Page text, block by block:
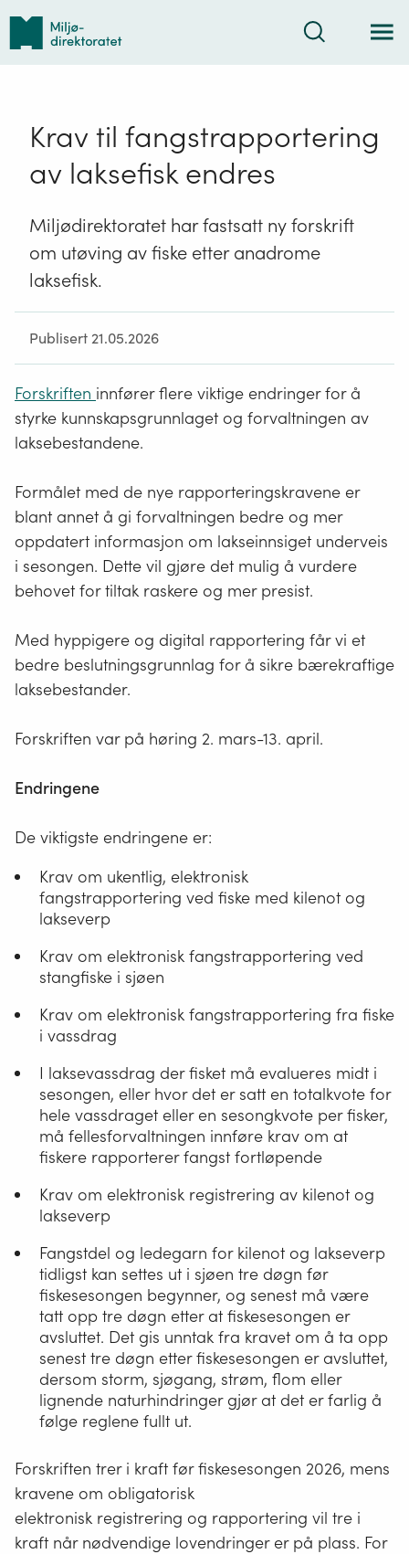
Tilbake
forsiden
Søk
Krav til fangstrapportering
av laksefisk endres
Miljødirektoratet har fastsatt ny forskrift
om utøving av fiske etter anadrome
laksefisk.
Publisert 21.05.2026
Forskriften innfører flere viktige endringer for å
styrke kunnskapsgrunnlaget og forvaltningen av
laksebestandene.
Formålet med de nye rapporteringskravene er
blant annet å gi forvaltningen bedre og mer
oppdatert informasjon om lakseinnsiget underveis
i sesongen. Dette vil gjøre det mulig å vurdere
behovet for tiltak raskere og mer presist.
Med hyppigere og digital rapportering får vi et
bedre beslutningsgrunnlag for å sikre bærekraftige
laksebestander.
Forskriften var på høring 2. mars-13. april.
Endringene
De viktigste endringene er:
Krav om ukentlig, elektronisk
fangstrapportering ved fiske med kilenot og
lakseverp
Krav om elektronisk fangstrapportering ved
stangfiske i sjøen
Krav om elektronisk fangstrapportering fra fiske
i vassdrag
I laksevassdrag der fisket må evalueres midt i
sesongen, eller hvor det er satt en totalkvote for
hele vassdraget eller en sesongkvote per fisker,
må fellesforvaltningen innføre krav om at
fiskere rapporterer fangst fortløpende
Krav om elektronisk registrering av kilenot og
lakseverp
Fangstdel og ledegarn for kilenot og lakseverp
tidligst kan settes ut i sjøen tre døgn før
fiskesesongen begynner, og senest må være
tatt opp tre døgn etter at fiskesesongen er
avsluttet. Det gis unntak fra kravet om å ta opp
senest tre døgn etter fiskesesongen er avsluttet,
dersom storm, sjøgang, strøm, flom eller
lignende naturhindringer gjør at det er farlig å
følge reglene fullt ut.
Forskriften trer i kraft før fiskesesongen 2026, mens
kravene om obligatorisk
elektronisk registrering og rapportering vil tre i
kraft når nødvendige lovendringer er på plass. For